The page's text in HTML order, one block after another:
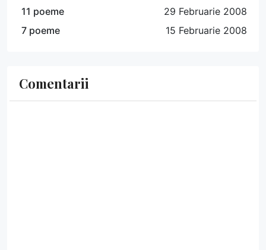
11 poeme
29 Februarie 2008
7 poeme
15 Februarie 2008
Comentarii